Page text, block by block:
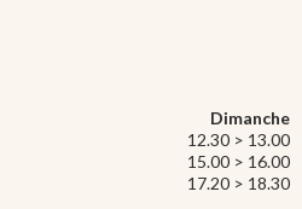
Dimanche
12.30 > 13.00
15.00 > 16.00
17.20 > 18.30